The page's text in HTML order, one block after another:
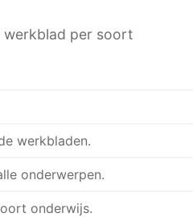
werkblad per soort
werkbladen.
onderwerpen.
onderwijs.